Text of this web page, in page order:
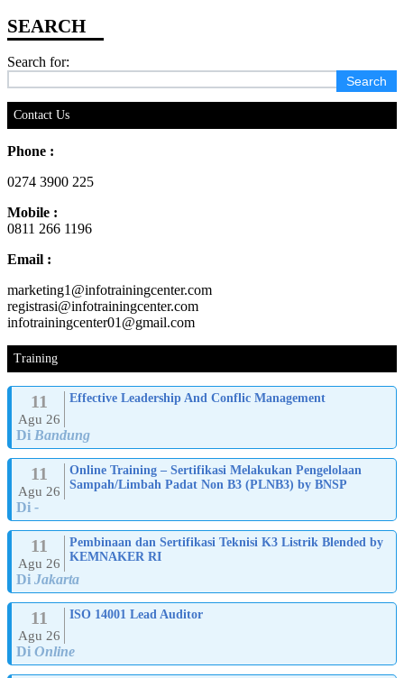
Search for:
Contact Us
Phone :
0274 3900 225
Mobile :
0811 266 1196
Email :
marketing1@infotrainingcenter.com
registrasi@infotrainingcenter.com
infotrainingcenter01@gmail.com
Training
11
Agu 26
Effective Leadership And Conflic Management
Di Bandung
11
Agu 26
Online Training – Sertifikasi Melakukan Pengelolaan
Sampah/Limbah Padat Non B3 (PLNB3) by BNSP
Di -
11
Agu 26
Pembinaan dan Sertifikasi Teknisi K3 Listrik Blended by
KEMNAKER RI
Di Jakarta
11
Agu 26
ISO 14001 Lead Auditor
Di Online